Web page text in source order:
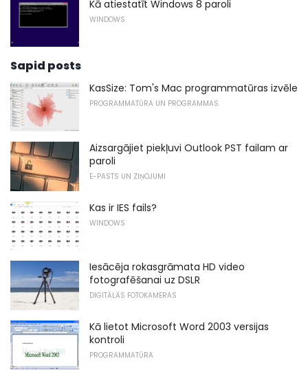
Kā atiestatīt Windows 8 paroli
WINDOWS
Sapid posts
KasSize: Tom's Mac programmatūras izvēle
PROGRAMMATŪRA UN PROGRAMMAS
Aizsargājiet piekļuvi Outlook PST failam ar
paroli
E-PASTS UN ZIŅOJUMI
Kas ir IES fails?
WINDOWS
Iesācēja rokasgrāmata HD video
fotografēšanai uz DSLR
DIGITĀLĀS FOTOKAMERAS
Kā lietot Microsoft Word 2003 versijas
kontroli
PROGRAMMATŪRA